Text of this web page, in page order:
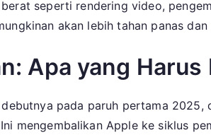
seperti rendering video,
akan lebih tahan panas dan
Apa yang Harus
pada paruh pertama
mengembalikan Apple ke siklus